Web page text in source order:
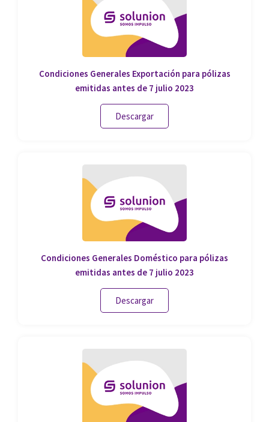
Condiciones Generales Exportación para pólizas
emitidas antes de 7 julio 2023
Descargar
Condiciones Generales Doméstico para pólizas
emitidas antes de 7 julio 2023
Descargar